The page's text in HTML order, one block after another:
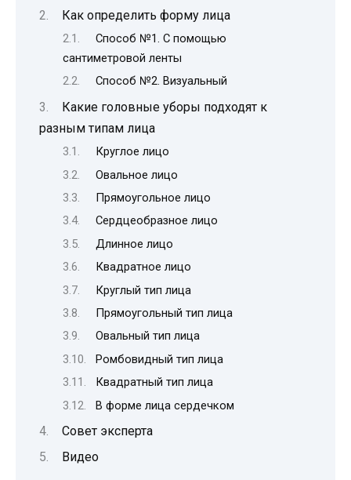
Как определить форму лица
Способ №1. С помощью
сантиметровой ленты
Способ №2. Визуальный
Какие головные уборы подходят к
разным типам лица
Круглое лицо
Овальное лицо
Прямоугольное лицо
Сердцеобразное лицо
Длинное лицо
Квадратное лицо
Круглый тип лица
Прямоугольный тип лица
Овальный тип лица
Ромбовидный тип лица
Квадратный тип лица
В форме лица сердечком
Совет эксперта
Видео